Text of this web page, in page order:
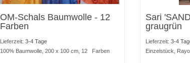
OM-Schals Baumwolle - 12
Farben
Lieferzeit: 3-4 Tage
100% Baumwolle, 200 x 100 cm, 12 Farben
Sari
graugrün
Lieferzeit:3-4
Einzelstück,